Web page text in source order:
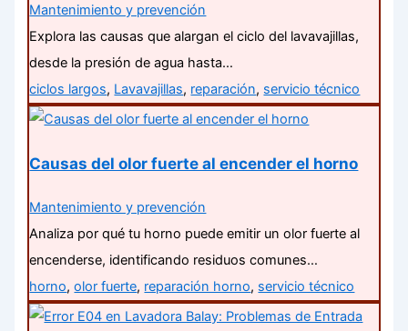
Mantenimiento y prevención
Explora las causas que alargan el ciclo del lavavajillas,
desde la presión de agua hasta…
ciclos largos, Lavavajillas, reparación, servicio técnico
Causas del olor fuerte al encender el horno
Mantenimiento y prevención
Analiza por qué tu horno puede emitir un olor fuerte al
encenderse, identificando residuos comunes…
horno,olor fuerte, reparación horno, servicio técnico